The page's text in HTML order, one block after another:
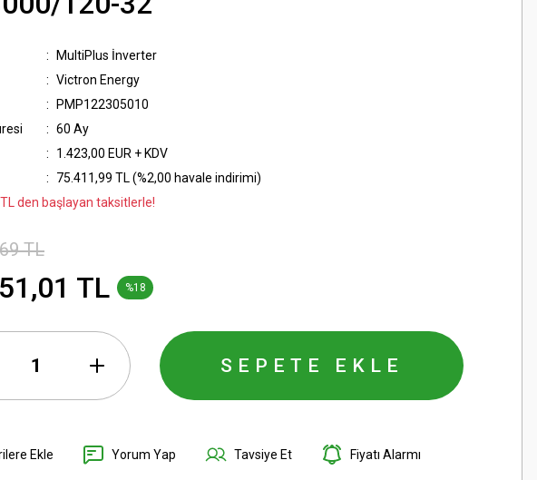
MultiPlus İnverter
Victron Energy
PMP122305010
60 Ay
1.423,00 EUR + KDV
75.411,99 TL (%2,00 havale indirimi)
den başlayan taksitlerle!
TL
TL %18
SEPETE EKLE
Yorum Yap Tavsiye Et Fiyatı Alarmı